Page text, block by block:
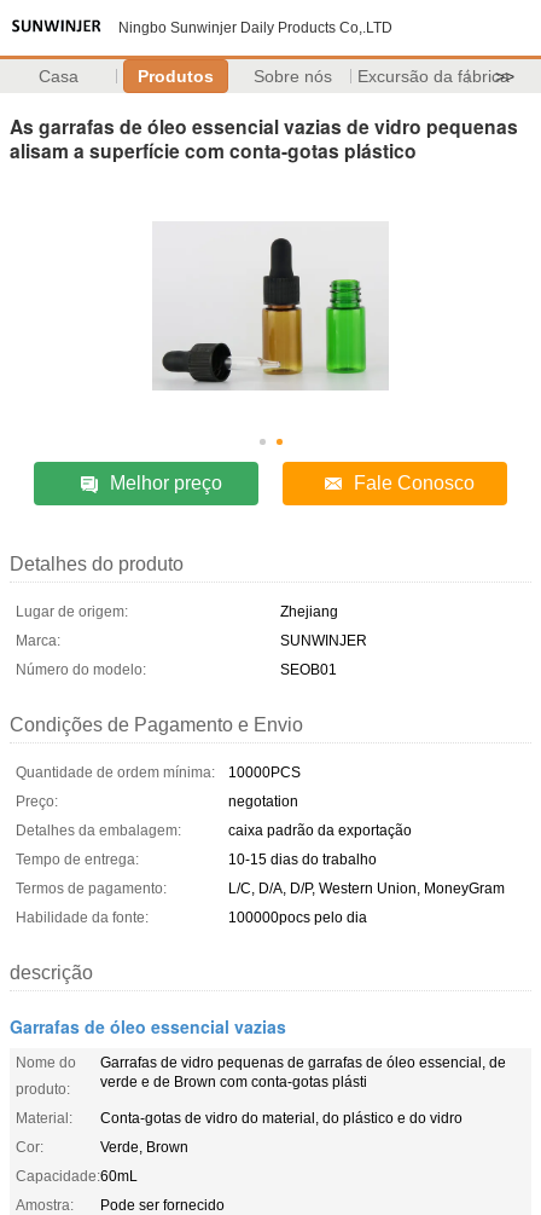
Ningbo Sunwinjer Daily Products Co,.LTD
Casa Produtos Sobre nós Excursão da fábrica
>>
As garrafas de óleo essencial vazias de vidro pequenas
alisam a superfície com conta-gotas plástico
Melhor preço Fale Conosco
Detalhes do produto
Lugar de origem:
Zhejiang
Marca:
SUNWINJER
Número do modelo:
SEOB01
Condições de Pagamento e Envio
Quantidade de ordem mínima:
10000PCS
Preço:
negotation
Detalhes da embalagem:
caixa padrão da exportação
Tempo de entrega:
10-15 dias do trabalho
Termos de pagamento:
L/C, D/A, D/P, Western Union, MoneyGram
Habilidade da fonte:
100000pocs pelo dia
descrição
Garrafas de óleo essencial vazias
Nome do
produto:
Garrafas de vidro pequenas de garrafas de óleo essencial, de
verde e de Brown com conta-gotas plásti
Material:
Conta-gotas de vidro do material, do plástico e do vidro
Cor:
Verde, Brown
Capacidade:60mL
Amostra:
Pode ser fornecido